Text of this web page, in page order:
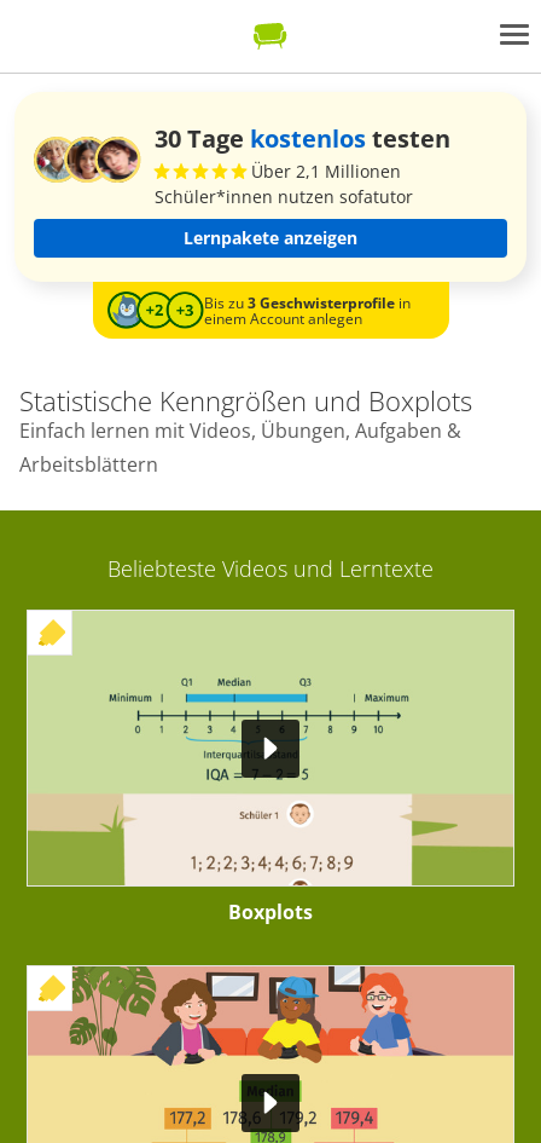
30 Tage kostenlostesten
Über 2,1 Millionen
Schüler*innen nutzen sofatutor
Lernpakete anzeigen
Bis zu3 Geschwisterprofilein
einem Account anlegen
Statistische Kenngrößen und Boxplots
Einfach lernen mit Videos, Übungen, Aufgaben &
Arbeitsblättern
Beliebteste Videos und Lerntexte
Boxplots
+ INTERAKTIVE ÜBUNG